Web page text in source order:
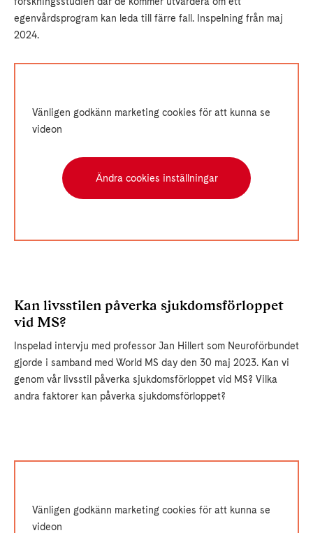
egenvårdsprogram kan leda till färre fall. Inspelning från maj
2024.
Vänligen godkänn marketing cookies för att kunna se
videon
Ändra cookies inställningar
Kan livsstilen påverka sjukdomsförloppet
vid MS?
Inspelad intervju med professor Jan Hillert som Neuroförbundet
gjorde i samband med World MS day den 30 maj 2023. Kan vi
genom vår livsstil påverka sjukdomsförloppet vid MS? Vilka
andra faktorer kan påverka sjukdomsförloppet?
Vänligen godkänn marketing cookies för att kunna se
videon